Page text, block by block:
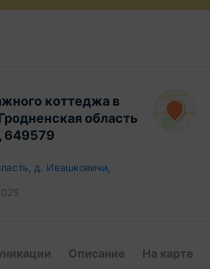
коттеджа в
область
649579
д. Ивашковичи
Описание На карте